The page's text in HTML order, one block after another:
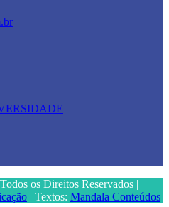
os Direitos Reservados |
| Textos: Mandala Conteúdos